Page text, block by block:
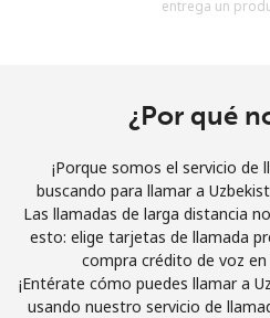
Al abrir una cuenta en este
Únete
Inicia sesión o
entrega un
¿Por qué
¡Porque somos el servicio de
buscando para llamar a
Las llamadas de larga distancia
esto: elige tarjetas de llamada
compra crédito de voz en
¡Entérate cómo puedes llamar a
usando nuestro servicio de